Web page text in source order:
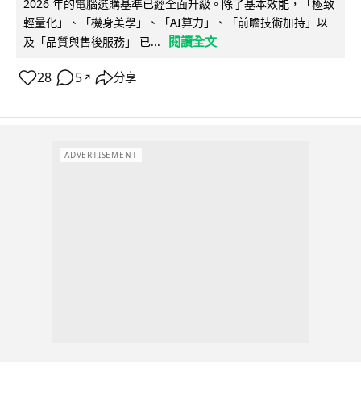
2026 年的電腦選購基準已經全面升級。除了基本效能，「極致
輕量化」、「機身美學」、「AI算力」、「前瞻技術加持」以
及「品質與售後服務」 已...
閱讀全文
28 5 ↗ 分享
ADVERTISEMENT